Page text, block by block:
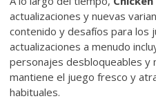
actualizaciones y nuevas
contenido y desafíos para los
actualizaciones a menudo
personajes desbloqueables y
mantiene el juego fresco y
habituales.